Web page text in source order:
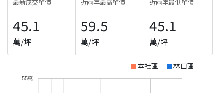
最新成交單價
45.1
萬/坪
近兩年最高單價
59.5
萬/坪
近兩年最低單價
45.1
萬/坪
本社區 林口區
55萬